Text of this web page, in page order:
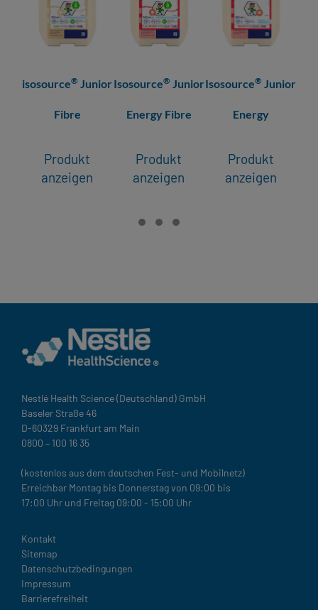
isosource® Junior
Fibre
Produkt
anzeigen
Isosource® Junior
Energy Fibre
Produkt
anzeigen
Isosource® Junior
Energy
Produkt
anzeigen
Nestlé Health Science (Deutschland) GmbH
Baseler Straße 46
D-60329 Frankfurt am Main
0800 – 100 16 35
(kostenlos aus dem deutschen Fest- und Mobilnetz)
Erreichbar Montag bis Donnerstag von 09:00 bis
17:00 Uhr und Freitag 09:00 - 15:00 Uhr
Legal
Kontakt
Sitemap
Datenschutzbedingungen
Impressum
Barrierefreiheit